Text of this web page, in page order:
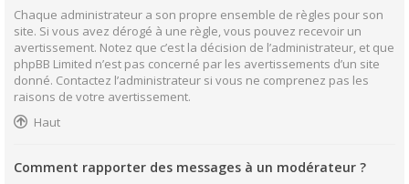
Chaque administrateur a son propre ensemble de règles pour son
site. Si vous avez dérogé à une règle, vous pouvez recevoir un
avertissement. Notez que c’est la décision de l’administrateur, et que
phpBB Limited n’est pas concerné par les avertissements d’un site
donné. Contactez l’administrateur si vous ne comprenez pas les
raisons de votre avertissement.
Haut
Comment rapporter des messages à un modérateur ?